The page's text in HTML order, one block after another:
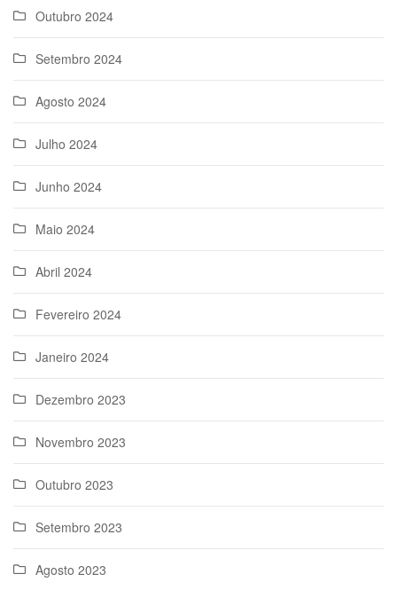
Outubro 2024
Setembro 2024
Agosto 2024
Julho 2024
Junho 2024
Maio 2024
Abril 2024
Fevereiro 2024
Janeiro 2024
Dezembro 2023
Novembro 2023
Outubro 2023
Setembro 2023
Agosto 2023